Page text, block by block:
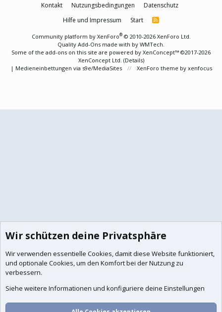
Kontakt
Nutzungsbedingungen
Datenschutz
Hilfe und Impressum
Start
R
Community platform by XenForo® © 2010-2026 XenForo Ltd.
Quality Add-Ons made with by WMTech
Some of the add-ons on this site are powered by XenConcept™ ©2017-2026
XenConcept Ltd. (Details)
| Medieneinbettungen via s9e/MediaSites XenForo theme by xenfocus
Wir schützen deine Privatsphäre
Wir verwenden essentielle Cookies, damit diese Website funktioniert,
und optionale Cookies, um den Komfort bei der Nutzung zu
verbessern.
Siehe weitere Informationen und konfiguriere deine Einstellungen